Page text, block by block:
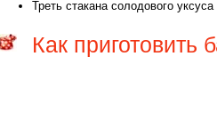
Треть стакана солодового уксуса
Как приготовить